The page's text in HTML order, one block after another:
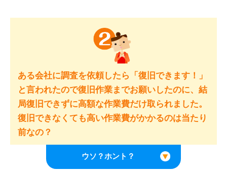
ある会社に調査を依頼したら「復旧できます！」
と言われたので復旧作業までお願いしたのに、結
局復旧できずに高額な作業費だけ取られました。
復旧できなくても高い作業費がかかるのは当たり
前なの？